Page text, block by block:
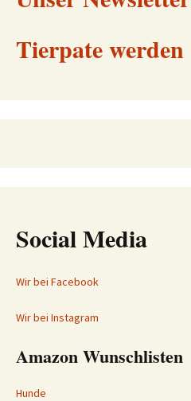
Tierpate werden
Social Media
Wir bei Facebook
Wir bei Instagram
Amazon Wunschlisten
Hunde